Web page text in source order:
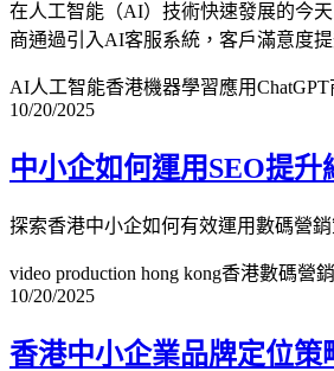
在人工智能（AI）技術快速發展的今
商通過引入AI客服系統，客戶滿意度
AI人工智能香港機器學習應用
10/20/2025
中小企如何運用SEO提升
探索香港中小企如何有效運用數碼營
video production hong kong香港數碼營銷
10/20/2025
香港中小企業品牌定位策